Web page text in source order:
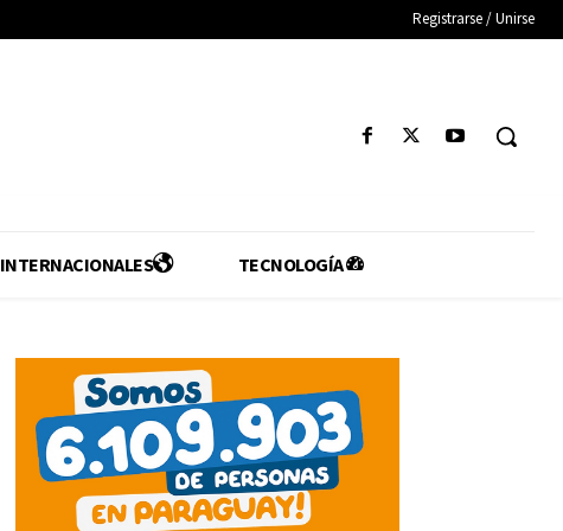
Registrarse / Unirse
INTERNACIONALES TECNOLOGÍA